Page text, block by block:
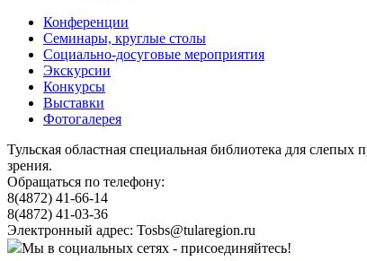
Конференции
Семинары, круглые столы
Социально-досуговые мероприятия
Экскурсии
Конкурсы
Выставки
Фотогалерея
Тульская областная специальная библиотека для
зрения.
Обращаться по телефону:
8(4872) 41-66-14
8(4872) 41-03-36
Электронный адрес: Tosbs@tularegion.ru
Мы в социальных сетях - присоединяйтесь!